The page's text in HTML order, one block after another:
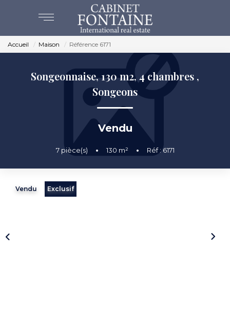
ACHAT
VENTES
ESTIMATION
BEAUVAIS
Accueil Maison Référence 6171
Songeonnaise, 130 m2, 4 chambres ,
Songeons
Vendu
7pièce(s) • 130 m² • Réf : 6171
Vendu Exclusif